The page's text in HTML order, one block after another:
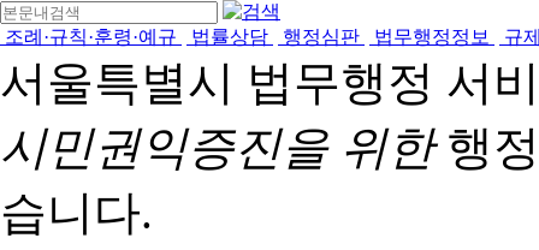
조례·규칙·훈령·예규 법률상담 행정심판 법무행정정보 규
서울특별시 법무행정 서
시민권익증진을 위한행
습니다.